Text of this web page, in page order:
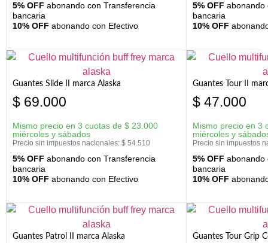
5% OFF abonando con Transferencia
bancaria
10% OFF abonando con Efectivo
5% OFF abonando
bancaria
10% OFF
Guantes Slide II marca Alaska
$ 69.000
Mismo precio en 3 cuotas de $ 23.000
miércoles y sábados
Precio sin impuestos nacionales: $ 54.510
5% OFF abonando con Transferencia
bancaria
10% OFF abonando con Efectivo
Guantes Tour II
$ 47.000
Mismo precio en 3
miércoles y
Precio sin impuestos
5% OFF abonando
bancaria
10% OFF
Guantes Patrol II marca Alaska Guantes Tour Grip